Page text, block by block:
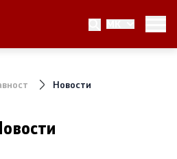
MK
Новости